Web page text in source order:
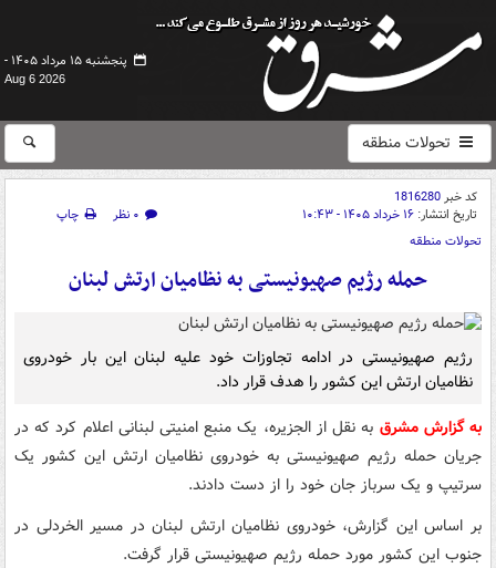
پنجشنبه ۱۵ مرداد ۱۴۰۵ -
Aug 6 2026
تحولات منطقه
کد خبر1816280
تاریخ انتشار: ۱۶ خرداد ۱۴۰۵ - ۱۰:۴۳ ۰ نظر
چاپ
تحولات منطقه
حمله رژیم صهیونیستی به نظامیان ارتش لبنان
رژیم صهیونیستی در ادامه تجاوزات خود علیه لبنان این بار خودروی
نظامیان ارتش این کشور را هدف قرار داد.
به گزارش مشرق به نقل از الجزیره، یک منبع امنیتی لبنانی اعلام کرد که در
جریان حمله رژیم صهیونیستی به خودروی نظامیان ارتش این کشور یک
سرتیپ و یک سرباز جان خود را از دست دادند.
بر اساس این گزارش، خودروی نظامیان ارتش لبنان در مسیر الخردلی در
جنوب این کشور مورد حمله رژیم صهیونیستی قرار گرفت.